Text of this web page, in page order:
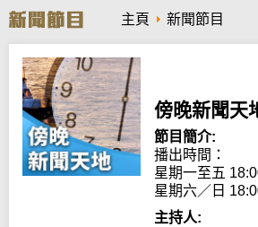
r
c
h
主頁 新聞節目
傍晚新聞天
節目簡介:
播出時間：
星期一至五
星期六／日
主持人: